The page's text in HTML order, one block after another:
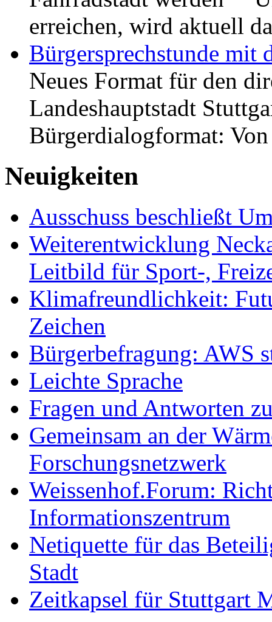
erreichen, wird aktuell
Bürgersprechstunde mit
Neues Format für den
Landeshauptstadt
Bürgerdialogformat:
Neuigkeiten
Ausschuss beschließt
Weiterentwicklung
Leitbild für Sport-,
Klimafreundlichkeit:
Zeichen
Bürgerbefragung: AWS
Leichte Sprache
Fragen und Antworten
Gemeinsam an der
Forschungsnetzwerk
Weissenhof.Forum:
Informationszentrum
Netiquette für das
Stadt
Zeitkapsel für Stuttgart